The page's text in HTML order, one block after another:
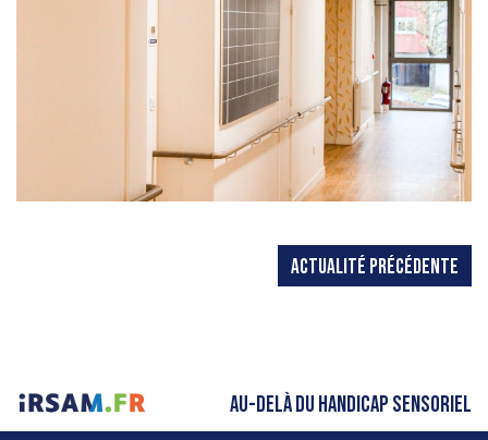
ACTUALITÉ PRÉCÉDENTE
AU-DELÀ DU HANDICAP SENSORIEL